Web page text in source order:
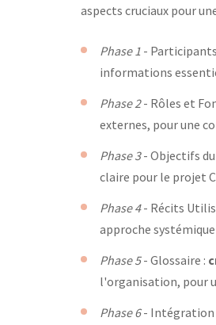
aspects cruciaux pour
Phase 1 -
informations
Phase 2- Rôles et
externes, pour une
Phase 3- Objectifs
claire pour le projet
Phase 4- Récits
approche
Phase 5- Glossaire :
l'organisation, pour
Phase 6- Intégration